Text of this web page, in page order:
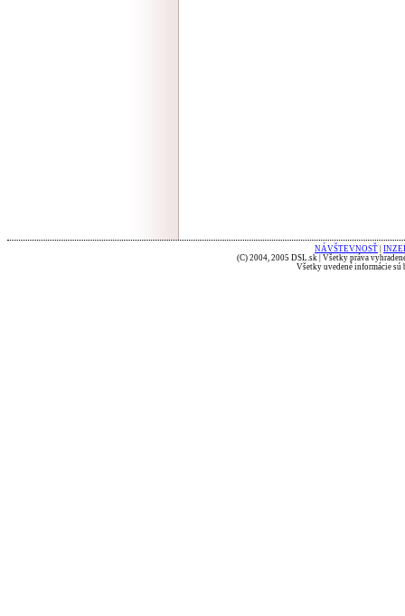
NÁVŠTEVNOSŤ
(C) 2004, 2005 DSL.sk | Všetky práva
Všetky uvedené informácie sú